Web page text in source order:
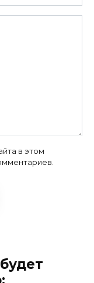
в этом